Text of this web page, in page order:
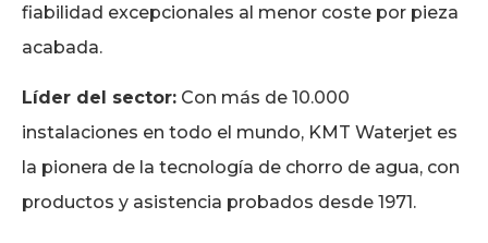
fiabilidad excepcionales al menor coste por pieza
acabada.
Líder del sector: Con más de 10.000
instalaciones en todo el mundo, KMT Waterjet es
la pionera de la tecnología de chorro de agua, con
productos y asistencia probados desde 1971.